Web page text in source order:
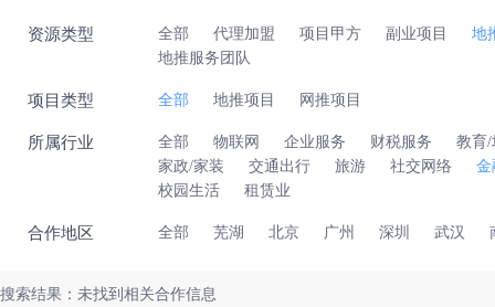
资源类型 全部 代理加盟 项目甲方 副业项目
地
地推服务团队
项目类型 全部 地推项目 网推项目
所属行业 全部 物联网 企业服务 财税服务
教育/
家政/家装
交通出行 旅游 社交网络
金
校园生活
租赁业
合作地区 全部 芜湖 北京 广州 深圳 武汉
搜索结果：未找到相关合作信息